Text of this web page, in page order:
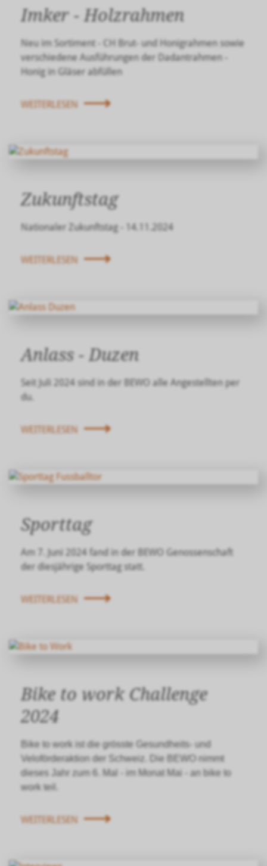
Imker - Holzrahmen
Neu im Sortiment - CH Brut- und Honigrahmen sowie
verschiedene Ausführungen der Dadantrahmen -
Honig in Gläser abfüllen
WEITERLESEN
Zukunftstag
Nationaler Zukunftstag - 14.11.2024
WEITERLESEN
Anlass - Duzen
Seit Juli 2024 sind in der BEWO alle Angestellten per
du.
WEITERLESEN
Sporttag
Am 7. Juni 2024 fand in der BEWO Genossenschaft
der diesjährige Sporttag statt.
WEITERLESEN
Bike to work Challenge
2024
Bike to work ist die grösste Gesundheits- und
Veloförderaktion der Schweiz. Die BEWO nimmt
dieses Jahr zum 6. Mal - im Monat Mai - an bike to
work teil.
WEITERLESEN